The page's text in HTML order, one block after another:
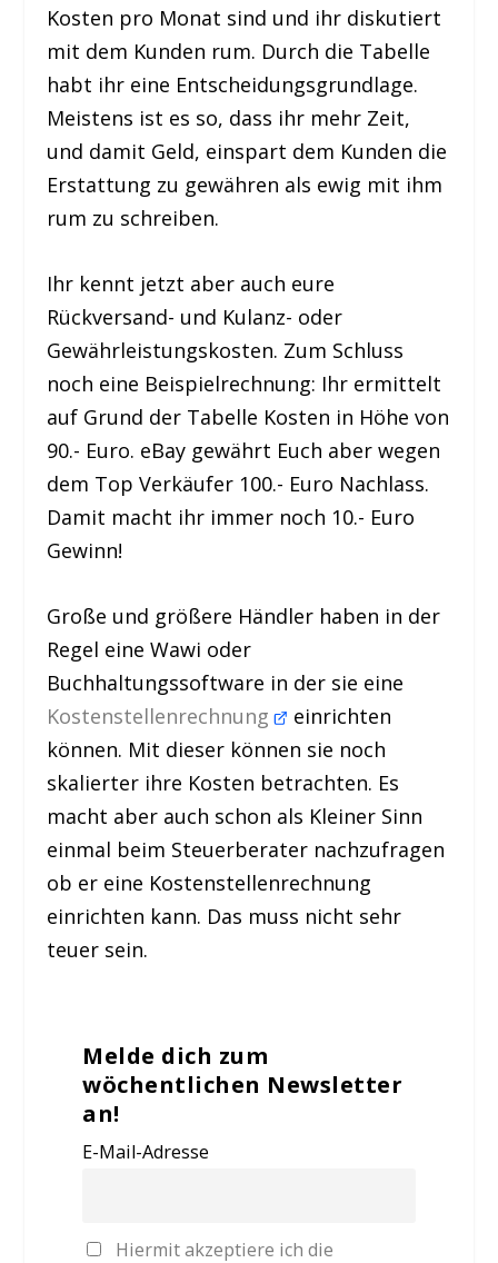
Kosten pro Monat sind und ihr diskutiert
mit dem Kunden rum. Durch die Tabelle
habt ihr eine Entscheidungsgrundlage.
Meistens ist es so, dass ihr mehr Zeit,
und damit Geld, einspart dem Kunden die
Erstattung zu gewähren als ewig mit ihm
rum zu schreiben.
Ihr kennt jetzt aber auch eure
Rückversand- und Kulanz- oder
Gewährleistungskosten. Zum Schluss
noch eine Beispielrechnung: Ihr ermittelt
auf Grund der Tabelle Kosten in Höhe von
90.- Euro. eBay gewährt Euch aber wegen
dem Top Verkäufer 100.- Euro Nachlass.
Damit macht ihr immer noch 10.- Euro
Gewinn!
Große und größere Händler haben in der
Regel eine Wawi oder
Buchhaltungssoftware in der sie eine
Kostenstellenrechnung
einrichten
können. Mit dieser können sie noch
skalierter ihre Kosten betrachten. Es
macht aber auch schon als Kleiner Sinn
einmal beim Steuerberater nachzufragen
ob er eine Kostenstellenrechnung
einrichten kann. Das muss nicht sehr
teuer sein.
Melde dich zum
wöchentlichen Newsletter
an!
E-Mail-Adresse
Hiermit akzeptiere ich die